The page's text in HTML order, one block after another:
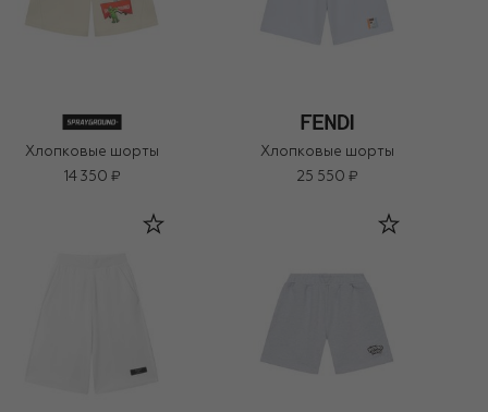
Хлопковые шорты
14 350 ₽
Хлопковые шорты
25 550 ₽